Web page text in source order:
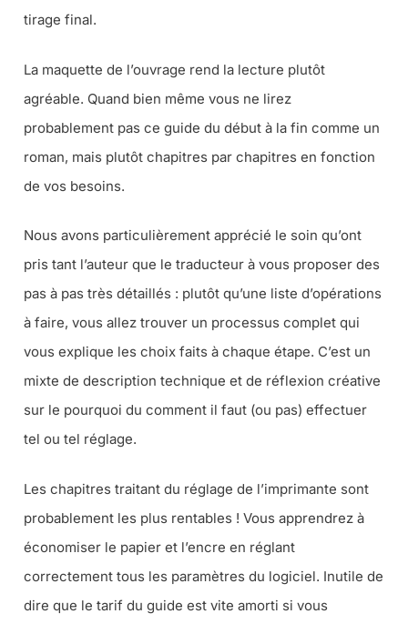
tirage final.
La maquette de l’ouvrage rend la lecture plutôt
agréable. Quand bien même vous ne lirez
probablement pas ce guide du début à la fin comme un
roman, mais plutôt chapitres par chapitres en fonction
de vos besoins.
Nous avons particulièrement apprécié le soin qu’ont
pris tant l’auteur que le traducteur à vous proposer des
pas à pas très détaillés : plutôt qu’une liste d’opérations
à faire, vous allez trouver un processus complet qui
vous explique les choix faits à chaque étape. C’est un
mixte de description technique et de réflexion créative
sur le pourquoi du comment il faut (ou pas) effectuer
tel ou tel réglage.
Les chapitres traitant du réglage de l’imprimante sont
probablement les plus rentables ! Vous apprendrez à
économiser le papier et l’encre en réglant
correctement tous les paramètres du logiciel. Inutile de
dire que le tarif du guide est vite amorti si vous